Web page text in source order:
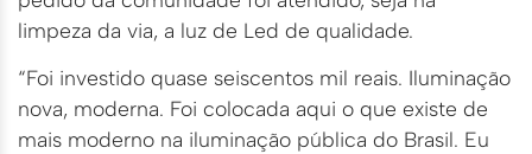
limpeza da via, a luz de Led de qualidade.
“Foi investido quase seiscentos mil reais. Iluminação
nova, moderna. Foi colocada aqui o que existe de
mais moderno na iluminação pública do Brasil. Eu